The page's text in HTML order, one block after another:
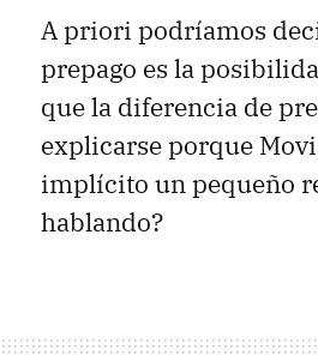
A priori podríamos
prepago es la
que la diferencia de
explicarse porque
implícito un pequeño
hablando?